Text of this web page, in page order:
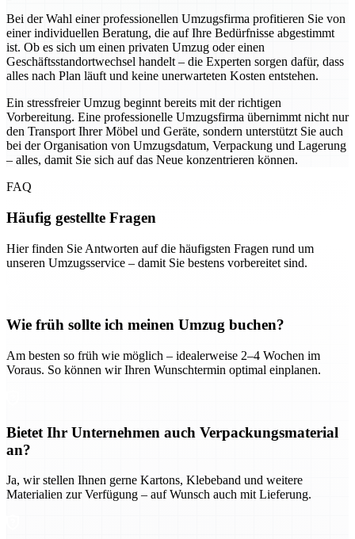
Bei der Wahl einer professionellen Umzugsfirma profitieren Sie von
einer individuellen Beratung, die auf Ihre Bedürfnisse abgestimmt
ist. Ob es sich um einen privaten Umzug oder einen
Geschäftsstandortwechsel handelt – die Experten sorgen dafür, dass
alles nach Plan läuft und keine unerwarteten Kosten entstehen.
Ein stressfreier Umzug beginnt bereits mit der richtigen
Vorbereitung. Eine professionelle Umzugsfirma übernimmt nicht nur
den Transport Ihrer Möbel und Geräte, sondern unterstützt Sie auch
bei der Organisation von Umzugsdatum, Verpackung und Lagerung
– alles, damit Sie sich auf das Neue konzentrieren können.
FAQ
Häufig gestellte Fragen
Hier finden Sie Antworten auf die häufigsten Fragen rund um
unseren Umzugsservice – damit Sie bestens vorbereitet sind.
Wie früh sollte ich meinen Umzug buchen?
Am besten so früh wie möglich – idealerweise 2–4 Wochen im
Voraus. So können wir Ihren Wunschtermin optimal einplanen.
Bietet Ihr Unternehmen auch Verpackungsmaterial
an?
Ja, wir stellen Ihnen gerne Kartons, Klebeband und weitere
Materialien zur Verfügung – auf Wunsch auch mit Lieferung.